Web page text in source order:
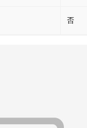
否